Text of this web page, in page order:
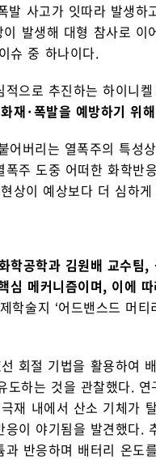
발 사고가 잇따라 발생
발생해 대형 참사로
슈 중 하나이다.
으로 추진하는 하이니
화재·폭발을 예방하기 위
어버리는 열폭주의 특성
주 도중 어떠한 화학반
상이 예상보다 더 심하
학공학과 김원배 교수
심 메커니즘이며, 이에
학술지 ‘어드밴스드 머
회절 기법을 활용하여
도하는 것을 관찰했다.
재 내에서 산소 기체가
이 야기됨을 발견했다.
반응하며 배터리 온도